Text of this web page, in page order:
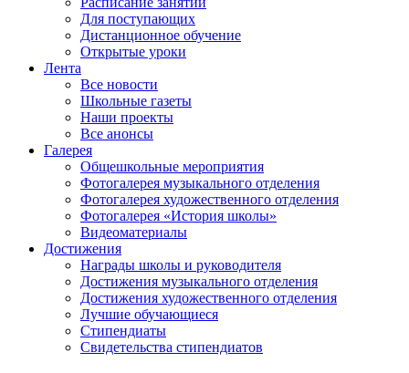
Для поступающих
Дистанционное обучение
Открытые уроки
Лента
Все новости
Школьные газеты
Наши проекты
Все анонсы
Галерея
Общешкольные мероприятия
Фотогалерея музыкального отделения
Фотогалерея художественного отделения
Фотогалерея «История школы»
Видеоматериалы
Достижения
Награды школы и руководителя
Достижения музыкального отделения
Достижения художественного отделения
Лучшие обучающиеся
Стипендиаты
Свидетельства стипендиатов